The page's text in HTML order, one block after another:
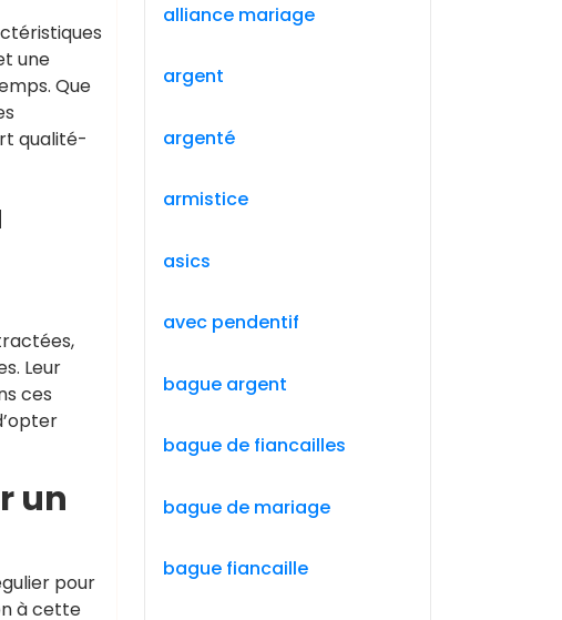
une
Que
qualité-
Leur
ces
un
pour
à cette
alliance mariage
argent
argenté
armistice
asics
avec pendentif
bague argent
bague de fiancailles
bague de mariage
bague fiancaille